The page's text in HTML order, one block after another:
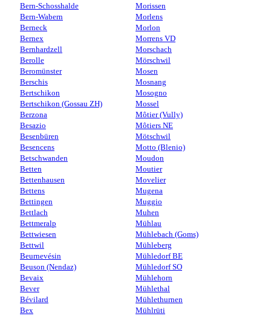
Bern-Schosshalde
Bern-Wabern
Berneck
Bernex
Bernhardzell
Berolle
Beromünster
Berschis
Bertschikon
Bertschikon (Gossau ZH)
Berzona
Besazio
Besenbüren
Besencens
Betschwanden
Betten
Bettenhausen
Bettens
Bettingen
Bettlach
Bettmeralp
Bettwiesen
Bettwil
Beurnevésin
Beuson (Nendaz)
Bevaix
Bever
Bévilard
Bex
Morissen
Morlens
Morlon
Morrens VD
Morschach
Mörschwil
Mosen
Mosnang
Mosogno
Mossel
Môtier (Vully)
Môtiers NE
Mötschwil
Motto (Blenio)
Moudon
Moutier
Movelier
Mugena
Muggio
Muhen
Mühlau
Mühlebach (Goms)
Mühleberg
Mühledorf BE
Mühledorf SO
Mühlehorn
Mühlethal
Mühlethurnen
Mühlrüti